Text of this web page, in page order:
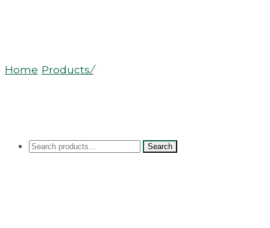
Home Products/Potion du Centaure
Search
Search